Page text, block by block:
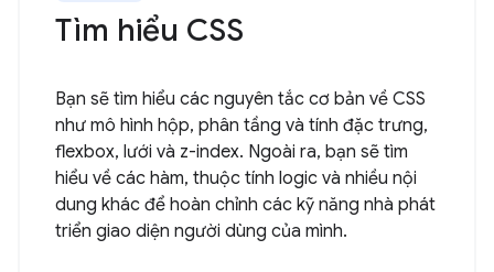
Tìm hiểu CSS
Bạn sẽ tìm hiểu các nguyên tắc cơ bản về CSS
như mô hình hộp, phân tầng và tính đặc trưng,
flexbox, lưới và z-index. Ngoài ra, bạn sẽ tìm
hiểu về các hàm, thuộc tính logic và nhiều nội
dung khác để hoàn chỉnh các kỹ năng nhà phát
triển giao diện người dùng của mình.